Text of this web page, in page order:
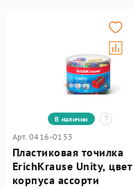
В наличии
Арт. 0416-0153
Пластиковая точилка
ErichKrause Unity, цвет
корпуса ассорти